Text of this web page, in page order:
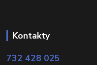
Kontakty
732 428 025